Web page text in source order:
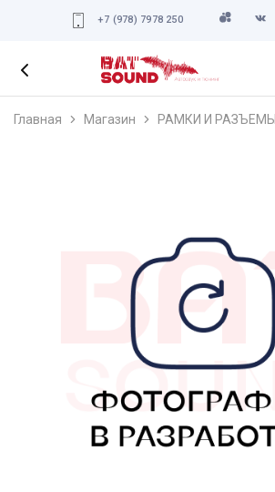
+7 (978) 7978 250
Главная Магазин РАМКИ И РАЗЪЕМЫ